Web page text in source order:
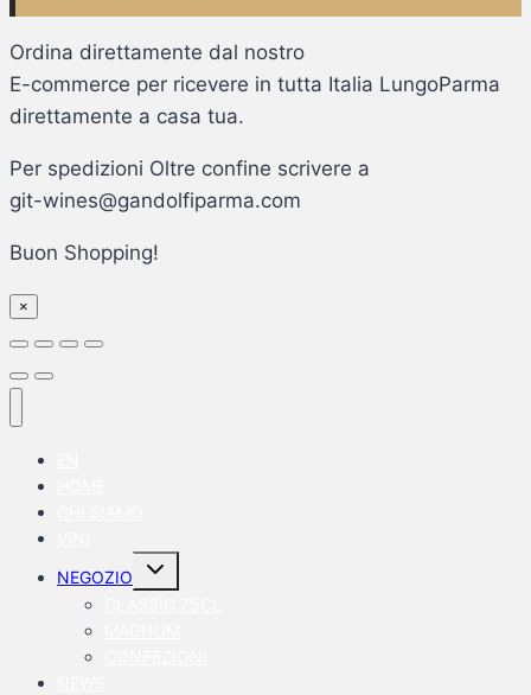
Ordina direttamente dal nostro
E-commerce per ricevere in tutta Italia LungoParma
direttamente a casa tua.
Per spedizioni Oltre confine scrivere a
git-wines@gandolfiparma.com
Buon Shopping!
×
NEGOZIO
Alterna